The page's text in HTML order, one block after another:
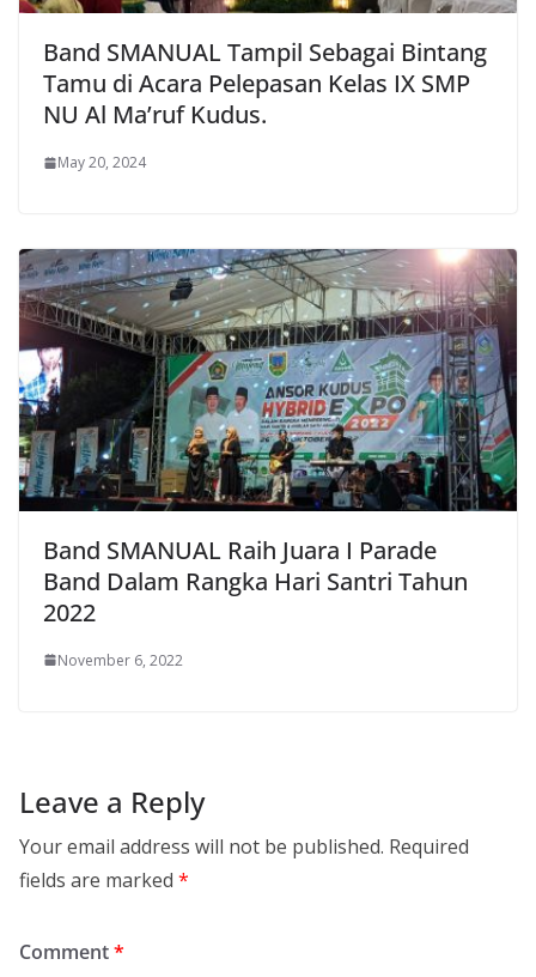
Band SMANUAL Tampil Sebagai Bintang
Tamu di Acara Pelepasan Kelas IX SMP
NU Al Ma’ruf Kudus.
May 20, 2024
Band SMANUAL Raih Juara I Parade
Band Dalam Rangka Hari Santri Tahun
2022
November 6, 2022
Leave a Reply
Your email address will not be published. Required
fields are marked *
Comment*